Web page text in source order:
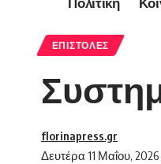
ΕΠΙΣΤΟΛΈΣ
Δευτέρα 11 Μαΐου,
florinapress.gr